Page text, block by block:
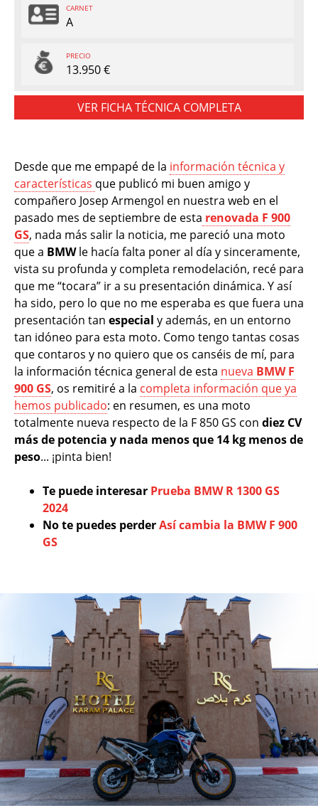
CARNET
A
PRECIO
13.950 €
VER FICHA TÉCNICA COMPLETA
Desde que me empapé de la información técnica y
características que publicó mi buen amigo y
compañero Josep Armengol en nuestra web en el
pasado mes de septiembre de esta renovada F 900
GS, nada más salir la noticia, me pareció una moto
que a BMWle hacía falta poner al día y sinceramente,
vista su profunda y completa remodelación, recé para
que me “tocara” ir a su presentación dinámica. Y así
ha sido, pero lo que no me esperaba es que fuera una
presentación tan especial y además, en un entorno
tan idóneo para esta moto. Como tengo tantas cosas
que contaros y no quiero que os canséis de mí, para
la información técnica general de esta nueva BMW F
900 GS, os remitiré a la completa información que ya
hemos publicado: en resumen, es una moto
totalmente nueva respecto de la F 850 GS con diez CV
más de potencia y nada menos que 14 kg menos de
peso... ¡pinta bien!
Te puede interesar Prueba BMW R 1300 GS
2024
No te puedes perderAsí cambia la BMW F 900
GS